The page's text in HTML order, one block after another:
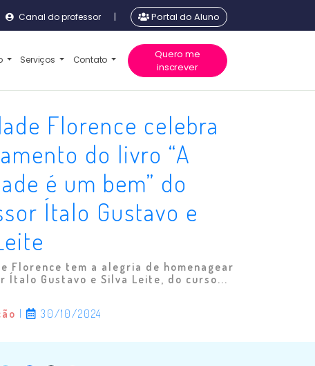
Canal do professor | Portal do Aluno
Serviços Contato
Quero me
inscrever
Florence celebra
do livro “A
é um bem” do
Ítalo Gustavo e
Florence tem a alegria de homenagear
Ítalo Gustavo e Silva Leite, do curso...
30/10/2024